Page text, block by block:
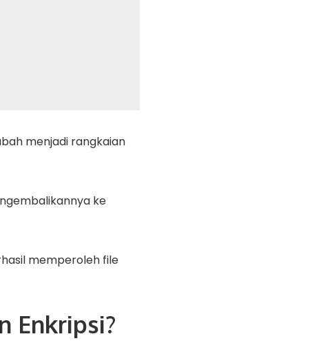
menjadi rangkaian
ke
memperoleh file
Enkripsi?